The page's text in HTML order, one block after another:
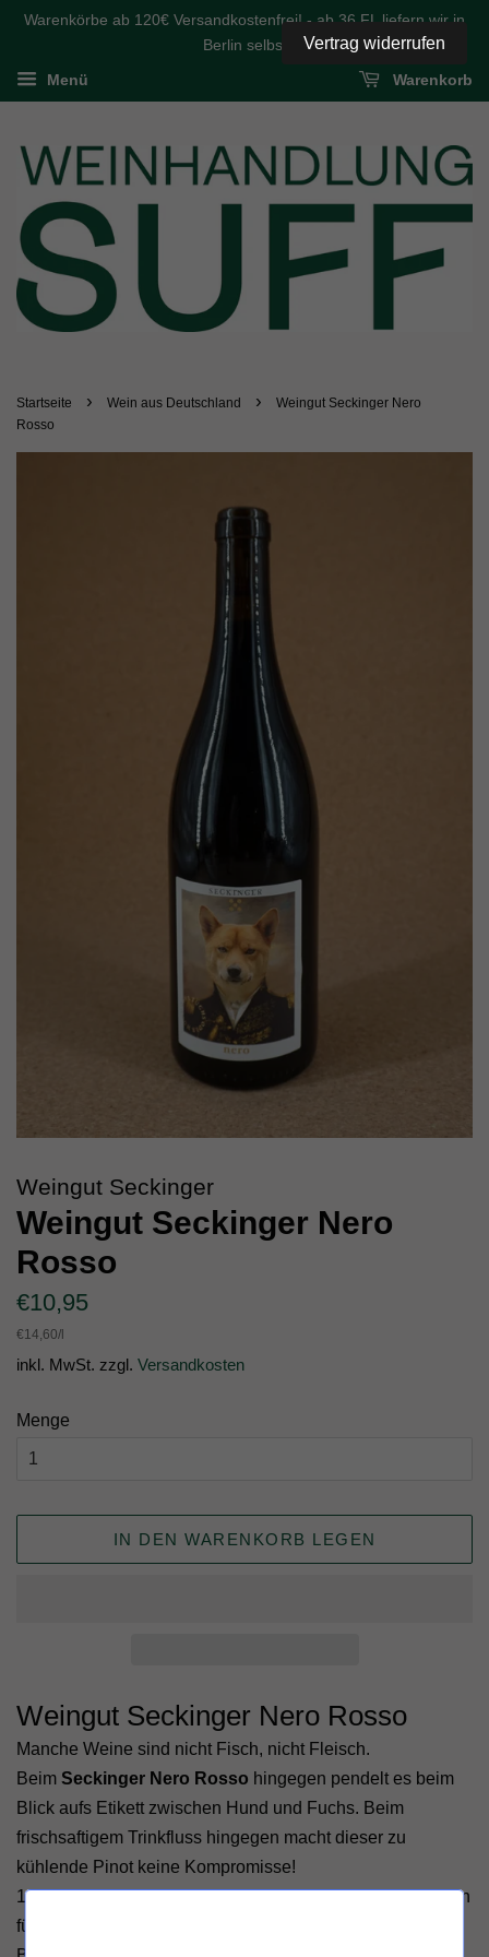
Warenkörbe ab 120€ Versandkostenfrei! - ab 36 FL liefern wir in
Berlin selbst
Menü Warenkorb
Startseite › Wein aus Deutschland ›
Weingut Seckinger Nero
Rosso
Weingut Seckinger
Weingut Seckinger Nero
Rosso
Normaler
Preis
€10,95
Einzelpreis
€14,60/
inkl. MwSt. zzgl. Versandkosten
Menge
IN DEN WARENKORB LEGEN
Weingut Seckinger Nero Rosso
Manche Weine sind nicht Fisch, nicht Fleisch.
Beim Seckinger Nero Rosso hingegen pendelt es beim
Blick aufs Etikett zwischen Hund und Fuchs. Beim
frischsaftigem Trinkfluss hingegen macht dieser zu
kühlende Pinot keine Kompromisse!
100% Spätburgunder, per Hand schonend gelesen, landen
für die spontane sowie intrazelluläre Gärung im Stahltank.
Vertrag widerrufen